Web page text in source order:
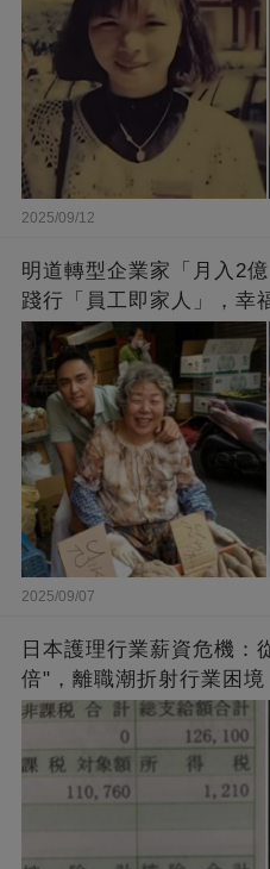
2025/09/12
明道轉型企業家「月入2
踐行「員工即家人」，幸
闆的福報
2025/09/07
日本護理行業薪資危機：
倍"，離職潮折射行業困境